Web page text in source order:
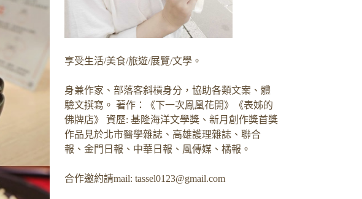
享受生活/美食/旅遊/展覽/文學。
身兼作家、部落客斜槓身分，協助各類文案、體
驗文撰寫。 著作：《下一次鳳凰花開》《表姊的
佛牌店》 資歷: 基隆海洋文學獎、新月創作獎首獎
作品見於北市醫學雜誌、高雄護理雜誌、聯合
報、金門日報、中華日報、風傳媒、橘報。
合作邀約請mail: tassel0123@gmail.com